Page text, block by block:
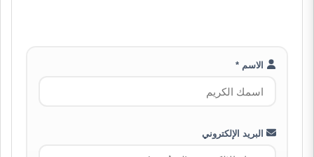
الاسم *
البريد الإلكتروني